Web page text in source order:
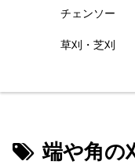
チェンソー
草刈・芝刈
端や角の